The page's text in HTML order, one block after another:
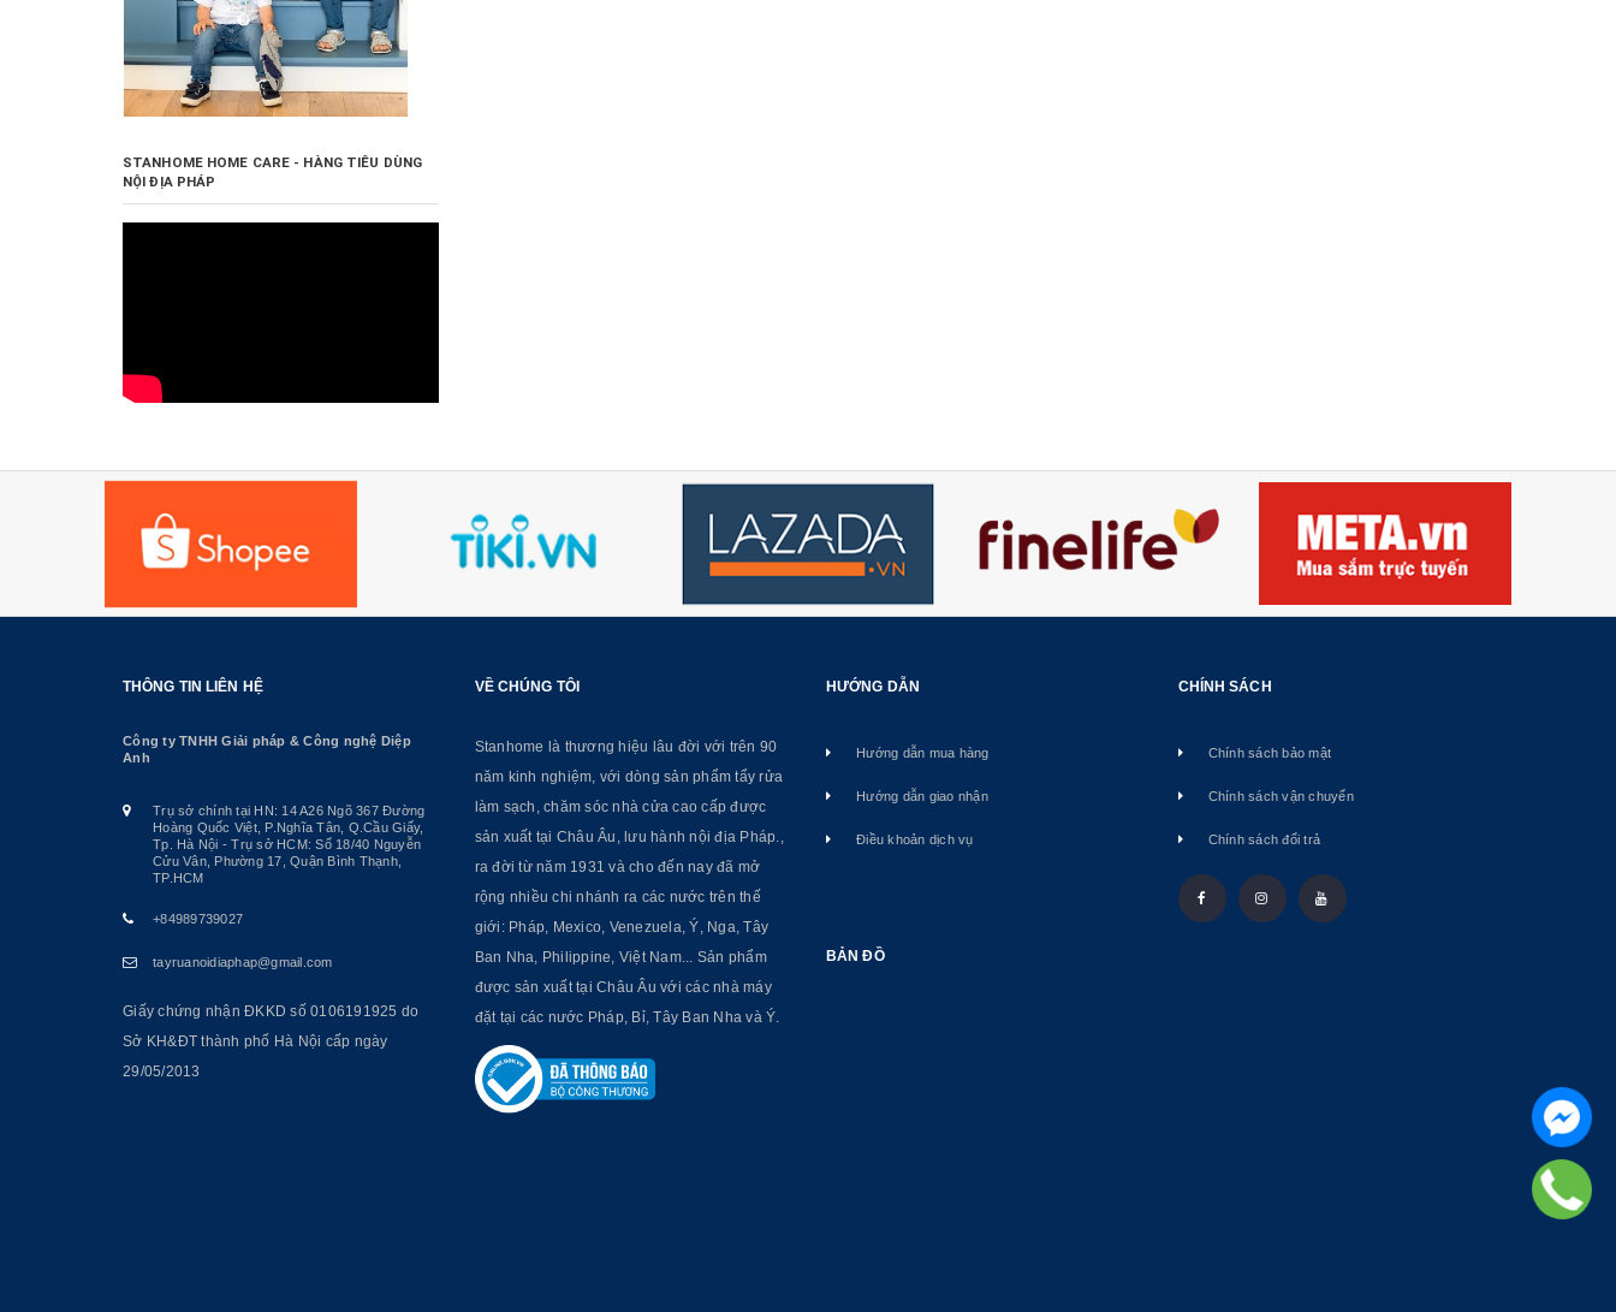
STANHOME HOME CARE - HÀNG TIÊU DÙNG
NỘI ĐỊA PHÁP
THÔNG TIN LIÊN HỆ
Công ty TNHH Giải pháp & Công nghệ Diệp
Anh
Trụ sở chính tại HN: 14 A26 Ngõ 367 Đường
Hoàng Quốc Việt, P.Nghĩa Tân, Q.Cầu Giấy,
Tp. Hà Nội - Trụ sở HCM: Số 18/40 Nguyễn
Cửu Vân, Phường 17, Quận Bình Thạnh,
TP.HCM
+84989739027
tayruanoidiaphap@gmail.com
Giấy chứng nhận ĐKKD số 0106191925 do
Sở KH&ĐT thành phố Hà Nội cấp ngày
29/05/2013
VỀ CHÚNG TÔI
Stanhome là thương hiệu lâu đời với trên 90
năm kinh nghiệm, với dòng sản phẩm tẩy rửa
làm sạch, chăm sóc nhà cửa cao cấp được
sản xuất tại Châu Âu, lưu hành nội địa Pháp.,
ra đời từ năm 1931 và cho đến nay đã mở
rộng nhiều chi nhánh ra các nước trên thế
giới: Pháp, Mexico, Venezuela, Ý, Nga, Tây
Ban Nha, Philippine, Việt Nam... Sản phẩm
được sản xuất tại Châu Âu với các nhà máy
đặt tại các nước Pháp, Bỉ, Tây Ban Nha và Ý.
HƯỚNG DẪN
Hướng dẫn mua hàng
Hướng dẫn giao nhận
Điều khoản dịch vụ
CHÍNH SÁCH
Chính sách bảo mật
Chính sách vận chuyển
Chính sách đổi trả
BẢN ĐỒ